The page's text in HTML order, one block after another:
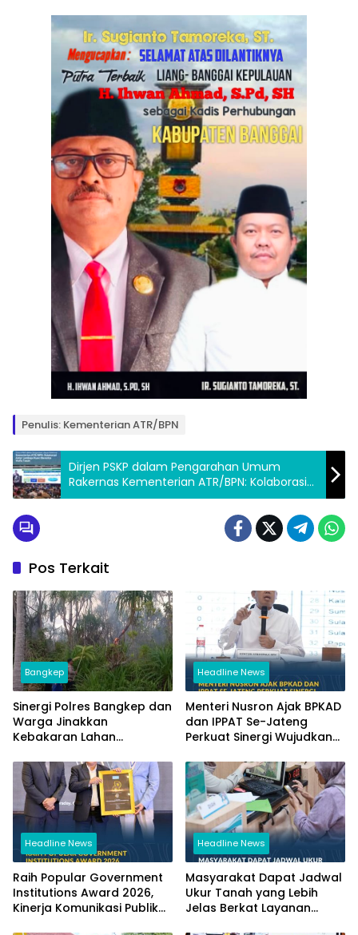
Penulis: Kementerian ATR/BPN
Dirjen PSKP dalam Pengarahan Umum
Rakernas Kementerian ATR/BPN: Kolaborasi
Antar Lembaga Kunci Berantas Mafia Tanah
Pos Terkait
Bangkep
Sinergi Polres Bangkep dan
Warga Jinakkan
Kebakaran Lahan
Headline News
Menteri Nusron Ajak BPKAD
dan IPPAT Se-Jateng
Perkuat Sinergi Wujudkan
Pertanahan
Headline News
Raih Popular Government
Institutions Award 2026,
Kinerja Komunikasi Publik
Headline News
Masyarakat Dapat Jadwal
Ukur Tanah yang Lebih
Jelas Berkat Layanan